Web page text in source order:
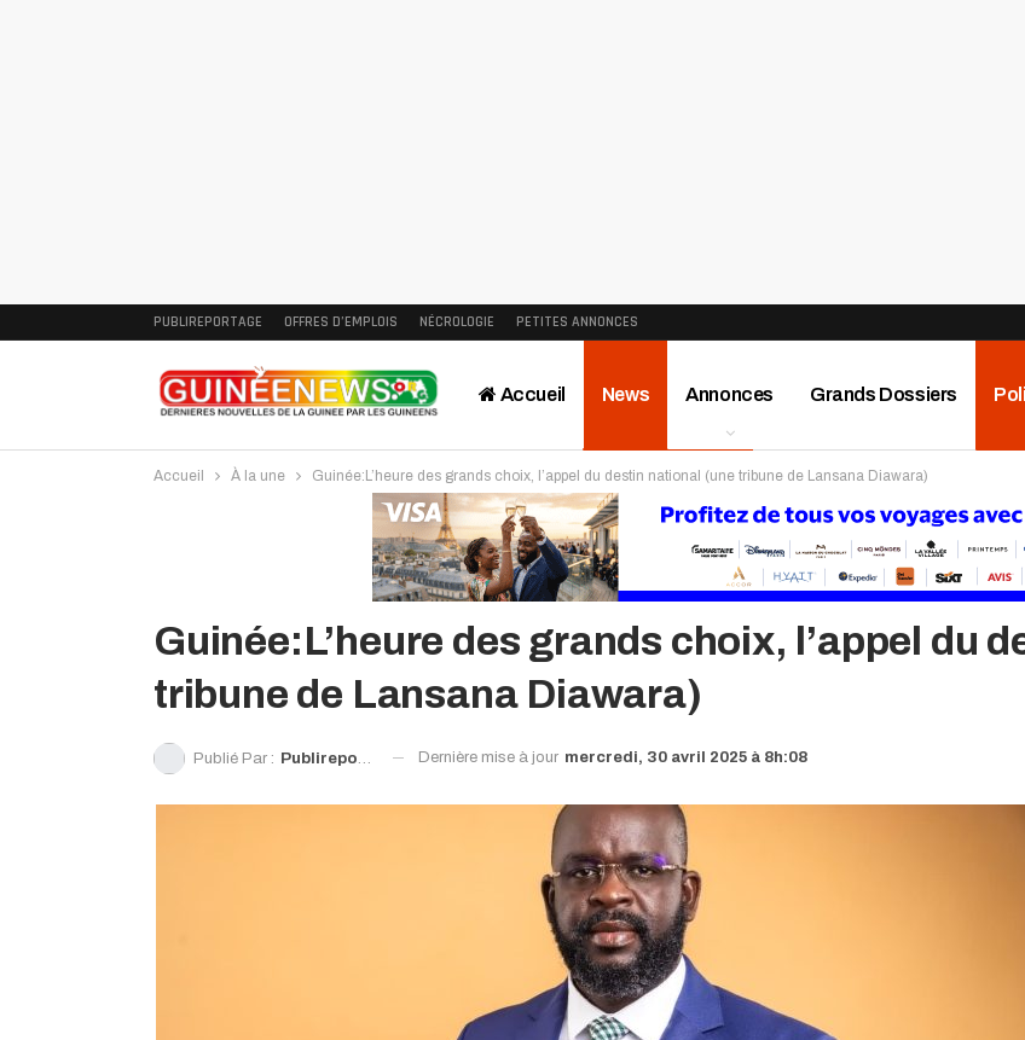
PUBLIREPORTAGE OFFRES D’EMPLOIS NÉCROLOGIE PETITES ANNONCES
Accueil News Annonces Grands Dossiers
Interviews Publireportage Région
Accueil À la une Guinée:L’heure des grands choix, l’appel du destin national (une tribune de Lansana Diawara)
Guinée:L’heure des grands choix, l’appel du
tribune de Lansana Diawara)
Publié Par : Publireportage Dernière mise à jour mercredi, 30 avril 2025 à 8h:08